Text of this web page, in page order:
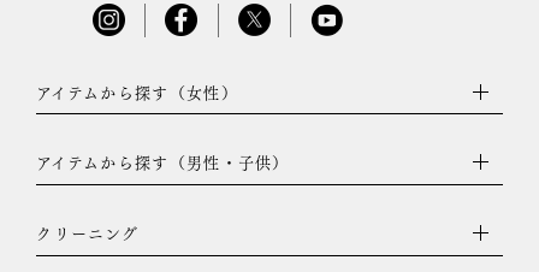
アイテムから探す（女性）
アイテムから探す（男性・子供）
クリーニング